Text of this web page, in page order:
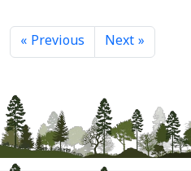
« Previous Next »